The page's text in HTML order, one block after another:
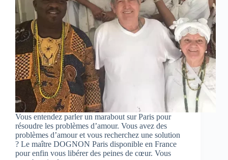
Vous entendez parler un marabout sur Paris pour
résoudre les problèmes d’amour. Vous avez des
problèmes d’amour et vous recherchez une solution
? Le maître DOGNON Paris disponible en France
pour enfin vous libérer des peines de cœur. Vous